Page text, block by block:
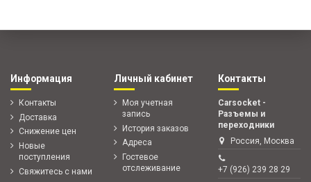
Информация
Контакты
Доставка
Снижение цен
Новые
поступления
Свяжитесь с нами
Личный кабинет
Моя учетная
запись
История заказов
Адреса
Гостевое
отслеживание
Контакты
Carsocket -
Разъемы и
переходники
Россия, Москва
+7 (926) 239 28 29